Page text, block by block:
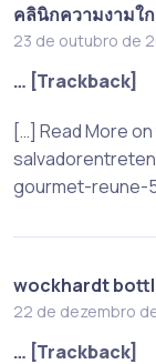
คลินิกความงามใ
23 de outubro de
… [Trackback]
[…] Read More
gourmet-reune-
wockhardt
22 de dezembro
… [Trackback]